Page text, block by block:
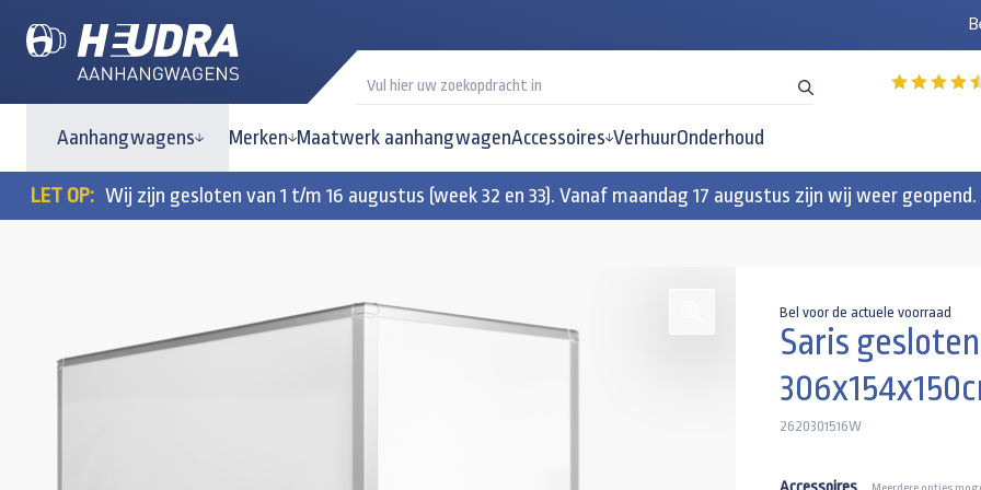
Aanhangwagens Merken Maatwerk aanhangwagenAccessoires VerhuurOnderhoud
LET OP: Wij zijn gesloten van 1 t/m 16 augustus (week 32 en 33). Vanaf maandag 17 augustus zijn wij weer geopend.
Bel voor de actuele voorraad
Saris
2620301516W